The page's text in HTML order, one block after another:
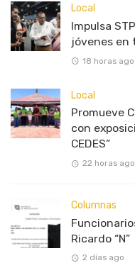
Local
Impulsa
jóvenes en
18 horas ago
Local
Promueve
con
CEDES”
22 horas ago
Columnas
Ricardo “N”
2 días ago